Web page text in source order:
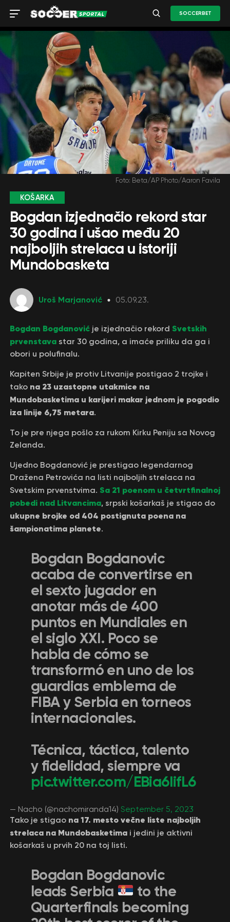
SOCCERBET
Foto: Beta/AP Photo/Aaron Favila
KOŠARKA
Bogdan izjednačio rekord star
30 godina i ušao među 20
najboljih strelaca u istoriji
Mundobasketa
Uroš Marjanović 05.09.23.
Bogdan Bogdanovićje izjednačio rekord Svetskih
prvenstavastar 30 godina, a imaće priliku da ga i
obori u polufinalu.
Kapiten Srbije je protiv Litvanije postigao 2 trojke i
tako na 23 uzastopne utakmice na
Mundobasketima u karijeri makar jednom je pogodio
iza linije 6,75 metara.
To je pre njega pošlo za rukom Kirku Peniju sa Novog
Zelanda.
Ujedno Bogdanović je prestigao legendarnog
Dražena Petrovića na listi najboljih strelaca na
Svetskim prvenstvima. Sa 21 poenom u četvrtfinalnoj
pobedi nad Litvancima, srpski košarkaš je stigao do
ukupne brojke od 404 postignuta poena na
šampionatima planete.
Bogdan Bogdanovic
acaba de convertirse en
el sexto jugador en
anotar más de 400
puntos en Mundiales en
el siglo XXI. Poco se
habla de cómo se
transformó en uno de los
guardias emblema de
FIBA y Serbia en torneos
internacionales.
Técnica, táctica, talento
y fidelidad, siempre va
pic.twitter.com/EBia6IifL6
— Nacho (@nachomiranda14) September 5, 2023
Tako je stigao na 17. mesto večne liste najboljih
strelaca na Mundobasketimai jedini je aktivni
košarkaš u prvih 20 na toj listi.
Bogdan Bogdanovic
leads Serbia
to the
Quarterfinals becoming